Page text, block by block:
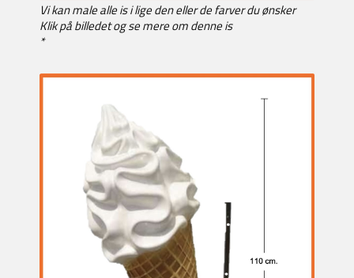
Vi kan male alle is i lige den eller de farver du ønsker
Klik på billedet og se mere om denne is
*